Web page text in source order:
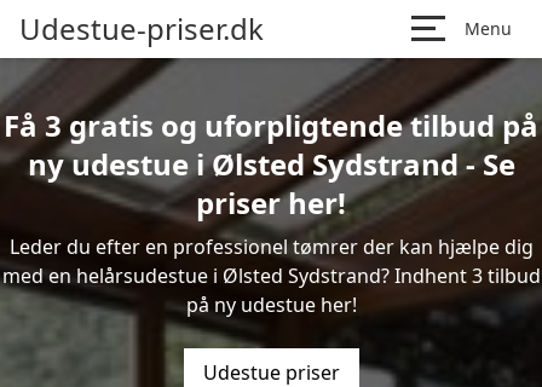
Udestue-priser.dk Menu
Få 3 gratis og uforpligtende tilbud på
ny udestue i Ølsted Sydstrand - Se
priser her!
Leder du efter en professionel tømrer der kan hjælpe dig
med en helårsudestue i Ølsted Sydstrand? Indhent 3 tilbud
på ny udestue her!
Udestue priser